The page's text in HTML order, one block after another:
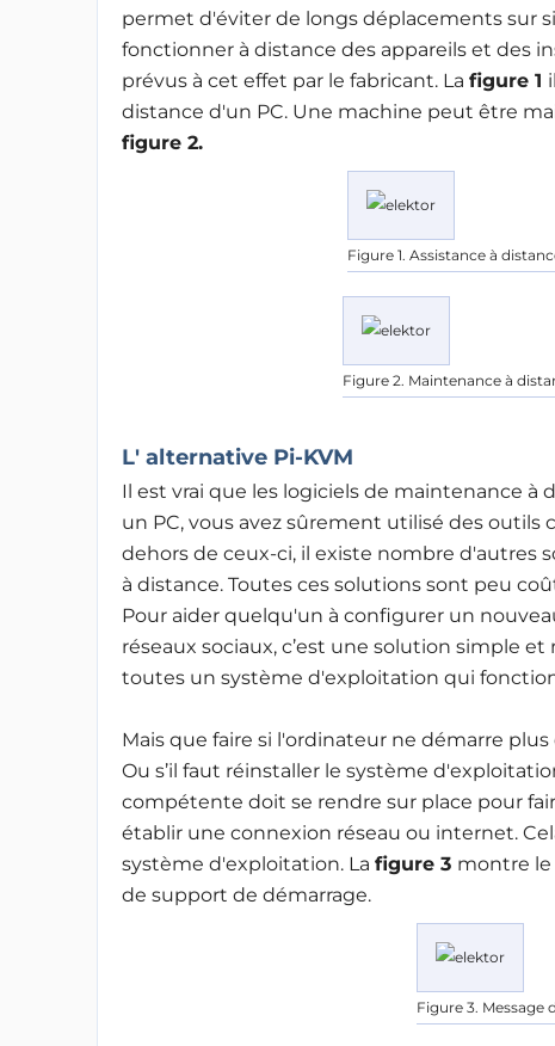
permet d'éviter de longs déplacements sur
fonctionner à distance des appareils et des
prévus à cet effet par le fabricant. La figure 1
distance d'un PC. Une machine peut être
figure 2.
Figure 1. Assistance à
Figure 2. Maintenance à
L' alternative Pi-KVM
Il est vrai que les logiciels de maintenance à
un PC, vous avez sûrement utilisé des outils
dehors de ceux-ci, il existe nombre d'autres
à distance. Toutes ces solutions sont peu
Pour aider quelqu'un à configurer un
réseaux sociaux, c’est une solution simple
toutes un système d'exploitation qui
Mais que faire si l'ordinateur ne démarre
Ou s’il faut réinstaller le système
compétente doit se rendre sur place pour
établir une connexion réseau ou internet.
système d'exploitation. La figure 3 montre le
de support de démarrage.
Figure 3. Message